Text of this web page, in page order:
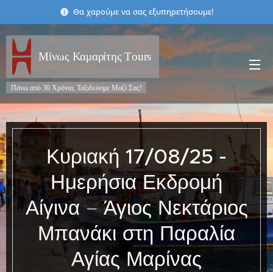
Θα χαρούμε να σας εξυπηρετήσουμε!
Μίνως Καμαρίτης Τours
Πάνω από 30 Χρόνια, Ταξιδεύομε Μαζί Σας!
Κυριακή 17/08/25 -
Ημερήσια Εκδρομή
Αίγινα – Άγιος Νεκτάριος
Μπανάκι στη Παραλία
Αγίας Μαρίνας